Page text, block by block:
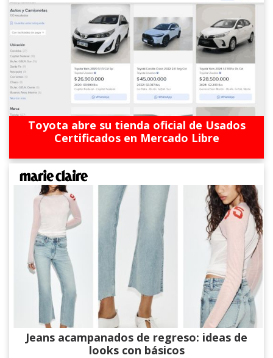
Toyota abre su tienda oficial de Usados
Certificados en Mercado Libre
Jeans acampanados de regreso: ideas de
looks con básicos